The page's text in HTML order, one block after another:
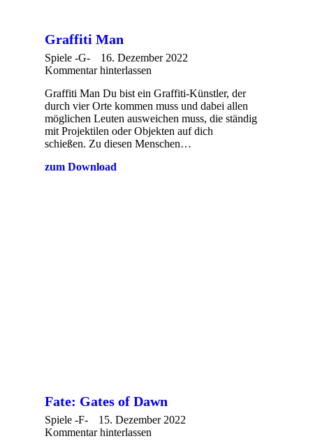
Graffiti Man
Spiele -G-
16. Dezember 2022
Kommentar hinterlassen
Graffiti Man Du bist ein Graffiti-Künstler, der
durch vier Orte kommen muss und dabei allen
möglichen Leuten ausweichen muss, die ständig
mit Projektilen oder Objekten auf dich
schießen. Zu diesen Menschen…
zum Download
Fate: Gates of Dawn
Spiele -F-
15. Dezember 2022
Kommentar hinterlassen